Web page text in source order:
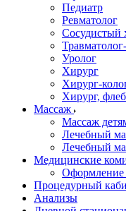
Педиатр
Ревматолог
Сосудистый
Уролог
Хирург
Хирург-
Хирург,
Массаж
Массаж
Лечебный
Лечебный
Медицинские
Оформление
Процедурный
Анализы